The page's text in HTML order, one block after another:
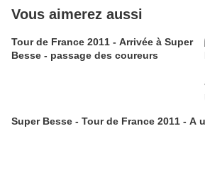
Vous aimerez aussi
Tour de France 2011 - Arrivée à Super
Besse - passage des coureurs
Super Besse - Tour de France 2011 - A